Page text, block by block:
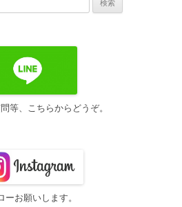
等、こちらからどうぞ。
ーお願いします。